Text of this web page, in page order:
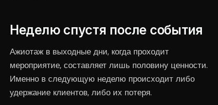
Неделю спустя после события
Ажиотаж в выходные дни, когда проходит
мероприятие, составляет лишь половину ценности.
Именно в следующую неделю происходит либо
удержание клиентов, либо их потеря.